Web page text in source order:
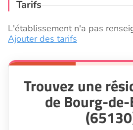
Tarifs
L'établissement n'a pas
Ajouter des tarifs
Trouvez une
de Bourg-